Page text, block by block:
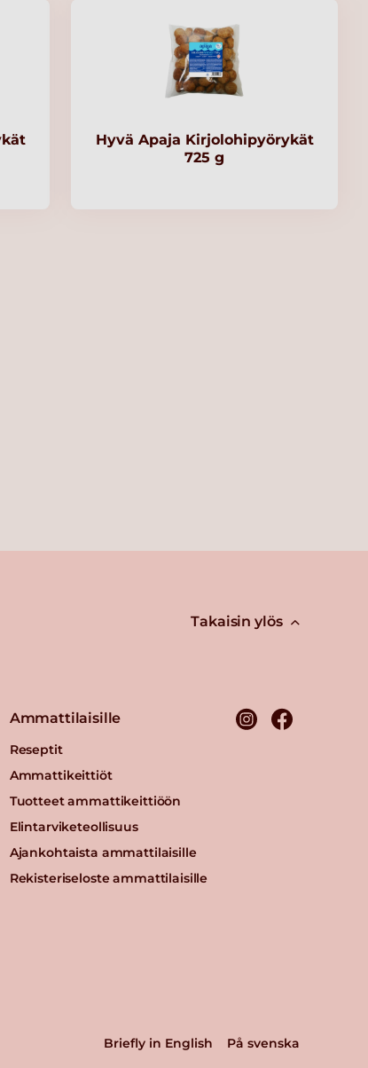
Hyvä Apaja Kirjolohipyörykät
725 g
Takaisin ylös
Ammattilaisille
Reseptit
Ammattikeittiöt
Tuotteet ammattikeittiöön
Elintarviketeollisuus
Ajankohtaista ammattilaisille
Rekisteriseloste ammattilaisille
Briefly in English På svenska